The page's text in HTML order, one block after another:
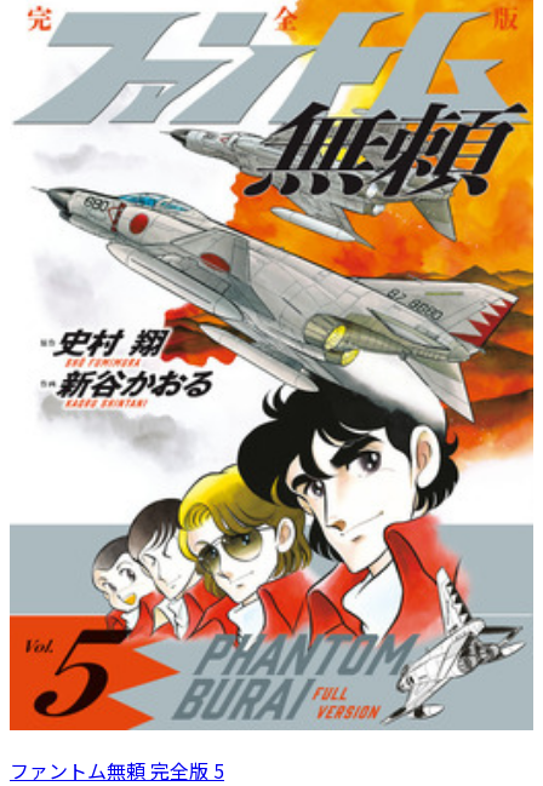
ファントム無頼 完全版 5